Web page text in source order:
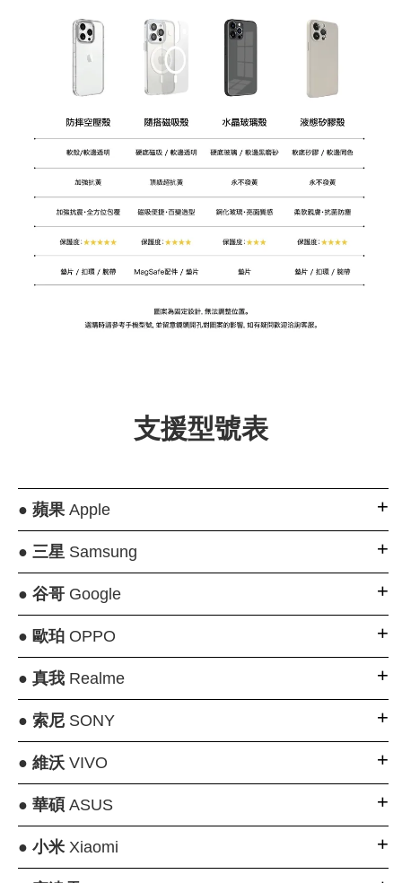
支援型號表
● 蘋果Apple
● 三星Samsung
● 谷哥Google
● 歐珀OPPO
● 真我Realme
● 索尼SONY
● 維沃VIVO
● 華碩 ASUS
● 小米Xiaomi